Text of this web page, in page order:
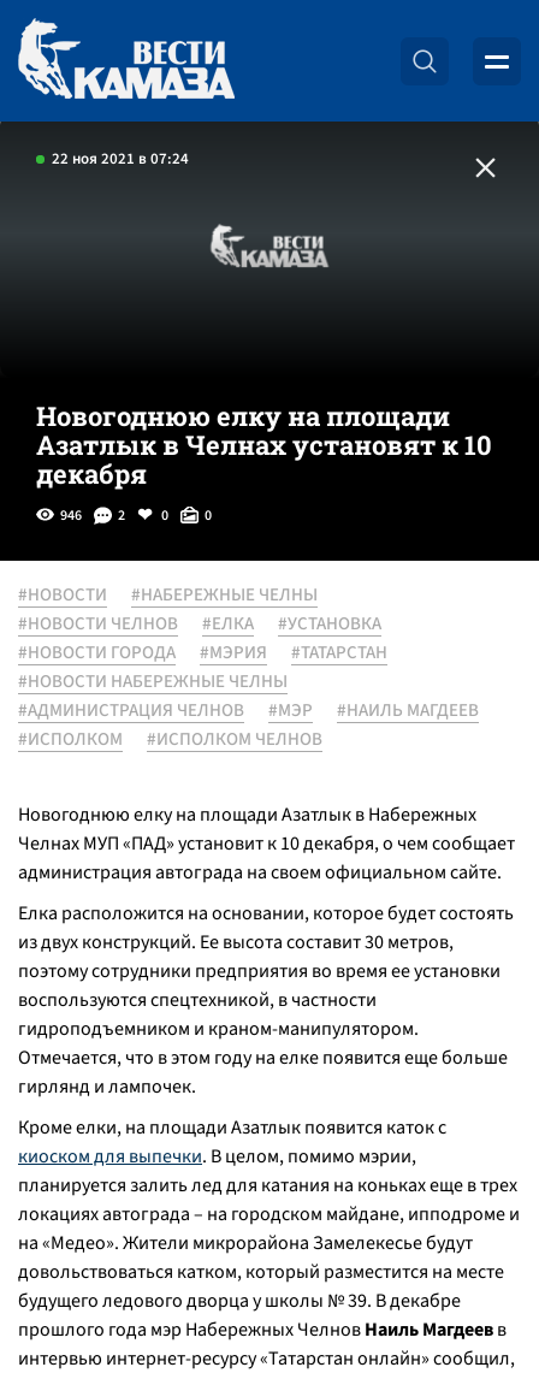
22 ноя 2021 в 07:24
Новогоднюю елку на площади
Азатлык в Челнах установят к 10
декабря
946 2 0 0
#НОВОСТИ
#НАБЕРЕЖНЫЕ ЧЕЛНЫ
#НОВОСТИ ЧЕЛНОВ
#ЕЛКА
#УСТАНОВКА
#НОВОСТИ ГОРОДА
#МЭРИЯ
#ТАТАРСТАН
#НОВОСТИ НАБЕРЕЖНЫЕ ЧЕЛНЫ
#АДМИНИСТРАЦИЯ ЧЕЛНОВ
#МЭР
#НАИЛЬ МАГДЕЕВ
#ИСПОЛКОМ
#ИСПОЛКОМ ЧЕЛНОВ
Новогоднюю елку на площади Азатлык в Набережных
Челнах МУП «ПАД» установит к 10 декабря, о чем сообщает
администрация автограда на своем официальном сайте.
Елка расположится на основании, которое будет состоять
из двух конструкций. Ее высота составит 30 метров,
поэтому сотрудники предприятия во время ее установки
воспользуются спецтехникой, в частности
гидроподъемником и краном-манипулятором.
Отмечается, что в этом году на елке появится еще больше
гирлянд и лампочек.
Кроме елки, на площади Азатлык появится каток с
киоском для выпечки. В целом, помимо мэрии,
планируется залить лед для катания на коньках еще в трех
локациях автограда – на городском майдане, ипподроме и
на «Медео». Жители микрорайона Замелекесье будут
довольствоваться катком, который разместится на месте
будущего ледового дворца у школы № 39. В декабре
прошлого года мэр Набережных ЧелновНаиль Магдеевв
интервью интернет-ресурсу «Татарстан онлайн» сообщил,